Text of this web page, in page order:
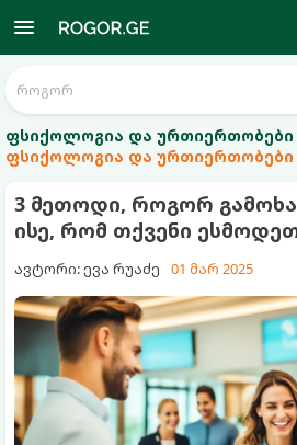
ფსიქოლოგია და ურთიერთობები
ფსიქოლოგია და ურთიერთობები
3 მეთოდი, როგორ
ისე, რომ თქვენი
ავტორი: ევა რუაძე 01 მარ 2025